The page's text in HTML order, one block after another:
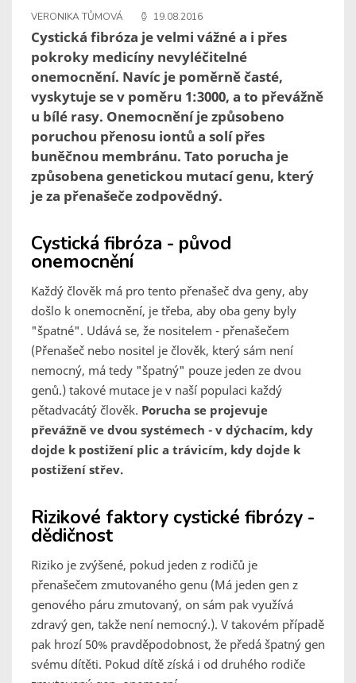
VERONIKA TŮMOVÁ 19.08.2016
Cystická fibróza je velmi vážné a i přes
pokroky medicíny nevyléčitelné
onemocnění. Navíc je poměrně časté,
vyskytuje se v poměru 1:3000, a to převážně
u bílé rasy. Onemocnění je způsobeno
poruchou přenosu iontů a solí přes
buněčnou membránu. Tato porucha je
způsobena genetickou mutací genu, který
je za přenašeče zodpovědný.
Cystická fibróza - původ
onemocnění
Každý člověk má pro tento přenašeč dva geny, aby
došlo k onemocnění, je třeba, aby oba geny byly
"špatné". Udává se, že nositelem - přenašečem
(Přenašeč nebo nositel je člověk, který sám není
nemocný, má tedy "špatný" pouze jeden ze dvou
genů.) takové mutace je v naší populaci každý
pětadvacátý člověk. Porucha se projevuje
převážně ve dvou systémech - v dýchacím, kdy
dojde k postižení plic a trávicím, kdy dojde k
postižení střev.
Rizikové faktory cystické fibrózy -
dědičnost
Riziko je zvýšené, pokud jeden z rodičů je
přenašečem zmutovaného genu (Má jeden gen z
genového páru zmutovaný, on sám pak využívá
zdravý gen, takže není nemocný.). V takovém případě
pak hrozí 50% pravděpodobnost, že předá špatný gen
svému dítěti. Pokud dítě získá i od druhého rodiče